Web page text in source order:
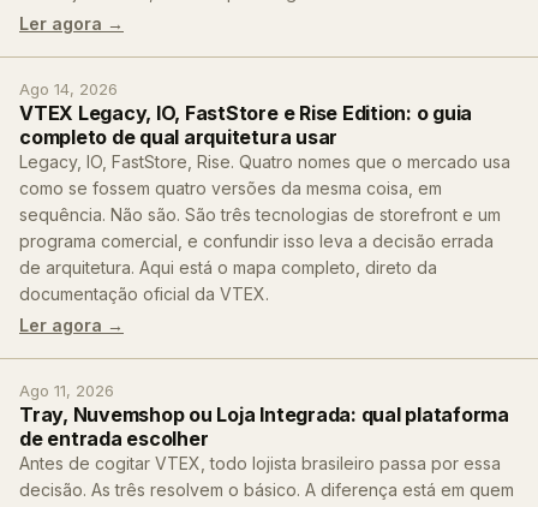
Ler agora →
Ago 14, 2026
VTEX Legacy, IO, FastStore e Rise Edition: o guia
completo de qual arquitetura usar
Legacy, IO, FastStore, Rise. Quatro nomes que o mercado usa
como se fossem quatro versões da mesma coisa, em
sequência. Não são. São três tecnologias de storefront e um
programa comercial, e confundir isso leva a decisão errada
de arquitetura. Aqui está o mapa completo, direto da
documentação oficial da VTEX.
Ler agora →
Ago 11, 2026
Tray, Nuvemshop ou Loja Integrada: qual plataforma
de entrada escolher
Antes de cogitar VTEX, todo lojista brasileiro passa por essa
decisão. As três resolvem o básico. A diferença está em quem